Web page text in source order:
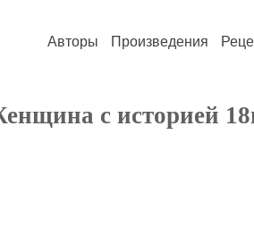
Авторы Произведения
с историей